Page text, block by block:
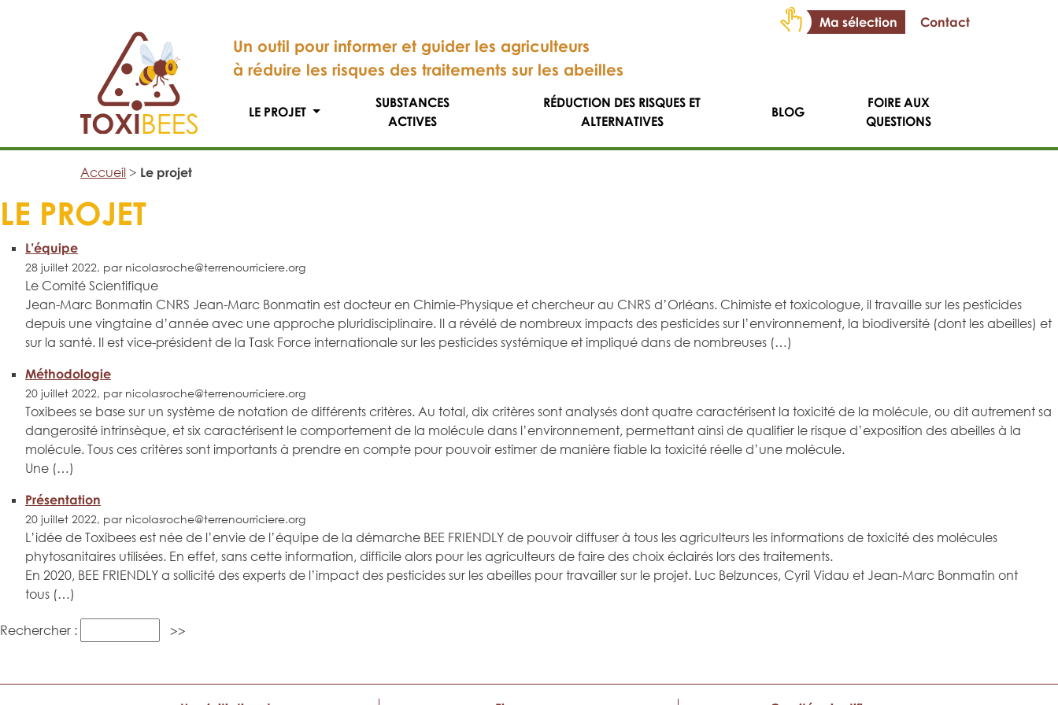
Ma sélection Contact
Un outil pour informer et guider les agriculteurs
à réduire les risques des traitements sur les abeilles
LE PROJET
SUBSTANCES
ACTIVES
RÉDUCTION DES RISQUES ET
ALTERNATIVES
BLOG
FOIRE AUX
QUESTIONS
Accueil > Le projet
LE PROJET
L’équipe
28 juillet 2022, par nicolasroche@terrenourriciere.org
Le Comité Scientifique
Jean-Marc Bonmatin CNRS Jean-Marc Bonmatin est docteur en Chimie-Physique et chercheur au CNRS d’Orléans. Chimiste et toxicologue, il travaille sur les pesticides
depuis une vingtaine d’année avec une approche pluridisciplinaire. Il a révélé de nombreux impacts des pesticides sur l’environnement, la biodiversité (dont les abeilles) et
sur la santé. Il est vice-président de la Task Force internationale sur les pesticides systémique et impliqué dans de nombreuses (…)
Méthodologie
20 juillet 2022, par nicolasroche@terrenourriciere.org
Toxibees se base sur un système de notation de différents critères. Au total, dix critères sont analysés dont quatre caractérisent la toxicité de la molécule, ou dit autrement sa
dangerosité intrinsèque, et six caractérisent le comportement de la molécule dans l’environnement, permettant ainsi de qualifier le risque d’exposition des abeilles à la
molécule. Tous ces critères sont importants à prendre en compte pour pouvoir estimer de manière fiable la toxicité réelle d’une molécule.
Une (…)
Présentation
20 juillet 2022, par nicolasroche@terrenourriciere.org
L’idée de Toxibees est née de l’envie de l’équipe de la démarche BEE FRIENDLY de pouvoir diffuser à tous les agriculteurs les informations de toxicité des molécules
phytosanitaires utilisées. En effet, sans cette information, difficile alors pour les agriculteurs de faire des choix éclairés lors des traitements.
En 2020, BEE FRIENDLY a sollicité des experts de l’impact des pesticides sur les abeilles pour travailler sur le projet. Luc Belzunces, Cyril Vidau et Jean-Marc Bonmatin ont
tous (…)
Rechercher :